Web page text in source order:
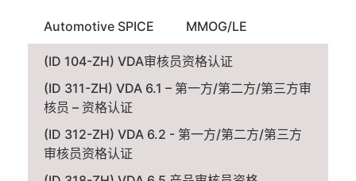
Automotive SPICE MMOG/LE
(ID 104-ZH) VDA审核员资格认证
(ID 311-ZH) VDA 6.1 – 第一方/第二方/第三方审
核员 – 资格认证
(ID 312-ZH) VDA 6.2 - 第一方/第二方/第三方
审核员资格认证